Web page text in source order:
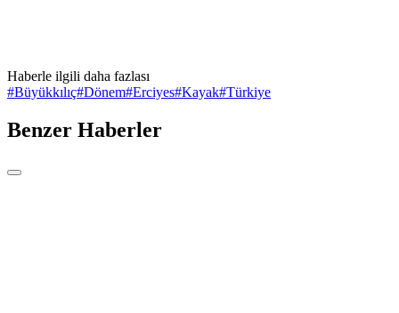
Haberle ilgili daha fazlası
#Büyükkılıç#Dönem#Erciyes#Kayak#Türkiye
Benzer Haberler